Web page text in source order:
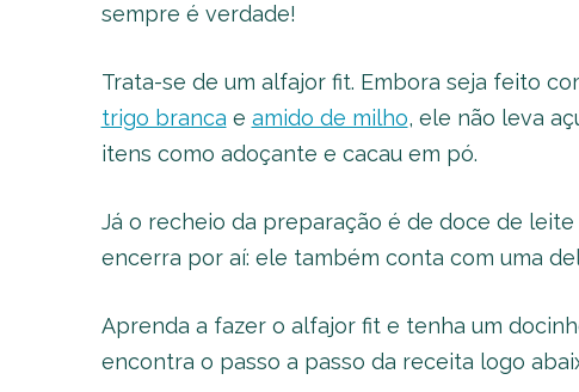
sempre é verdade!
Trata-se de um alfajor fit. Embora seja feito
trigo branca e amido de milho, ele não leva
itens como adoçante e cacau em pó.
Já o recheio da preparação é de doce de
encerra por aí: ele também conta com uma
Aprenda a fazer o alfajor fit e tenha um
encontra o passo a passo da receita logo